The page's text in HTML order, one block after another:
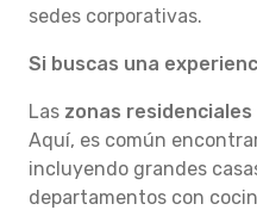
sedes corporativas.
Si buscas una
Las zonas residenciales
Aquí, es común
incluyendo grandes
departamentos con